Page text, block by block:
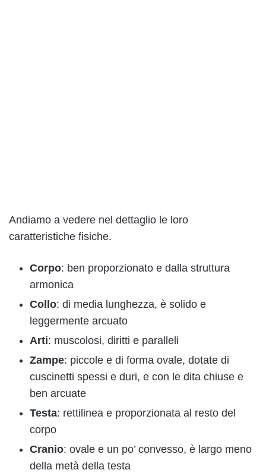
Andiamo a vedere nel dettaglio le loro
caratteristiche fisiche.
Corpo: ben proporzionato e dalla struttura
armonica
Collo: di media lunghezza, è solido e
leggermente arcuato
Arti: muscolosi, diritti e paralleli
Zampe: piccole e di forma ovale, dotate di
cuscinetti spessi e duri, e con le dita chiuse e
ben arcuate
Testa: rettilinea e proporzionata al resto del
corpo
Cranio: ovale e un po’ convesso, è largo meno
della metà della testa